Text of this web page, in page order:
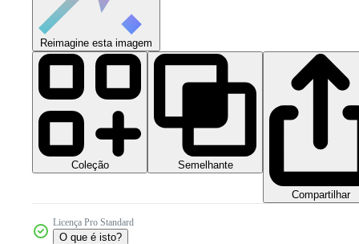
Reimagine esta imagem
Coleção Semelhante
Compartilhar
Licença Pro Standard
O que é isto?